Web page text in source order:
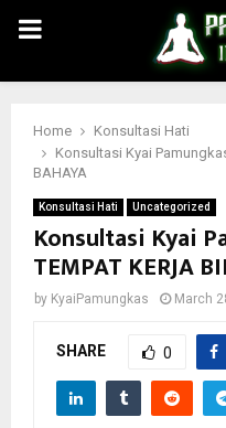
PRIMARY
MENU
Home
Konsultasi Hati
Konsultasi Kyai
BAHAYA
Konsultasi Hati Uncategorized
Konsultasi Kyai
TEMPAT KERJA
by KyaiPamungkas March
SHARE 0